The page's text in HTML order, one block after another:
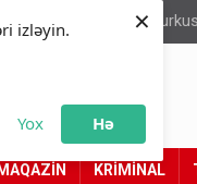
izləyin.
Yox Hə
×
94 05
MAQAZİN KRİMİNAL